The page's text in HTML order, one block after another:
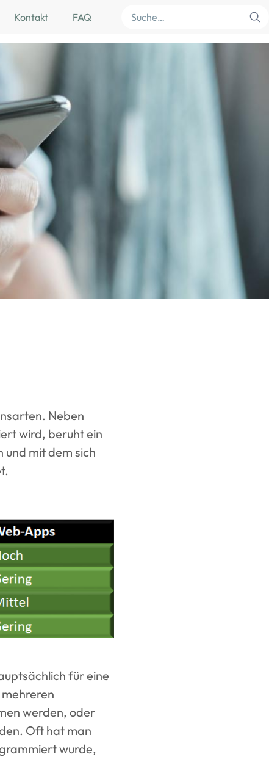
Kontakt FAQ
Neben
wird, beruht ein
und mit dem sich
für eine
werden, oder
Oft hat man
wurde,